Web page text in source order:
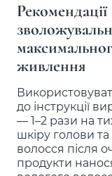
живлення
до інструкції
— 1–2 рази на
шкіру голови
волосся після
продукти